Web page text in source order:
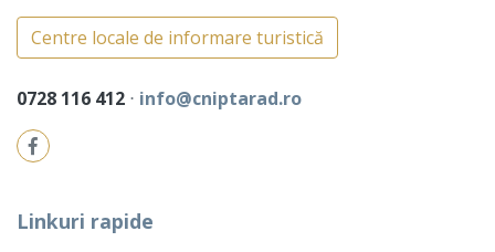
Centre locale de informare turistică
0728 116 412 ⋅ info@cniptarad.ro
Linkuri rapide